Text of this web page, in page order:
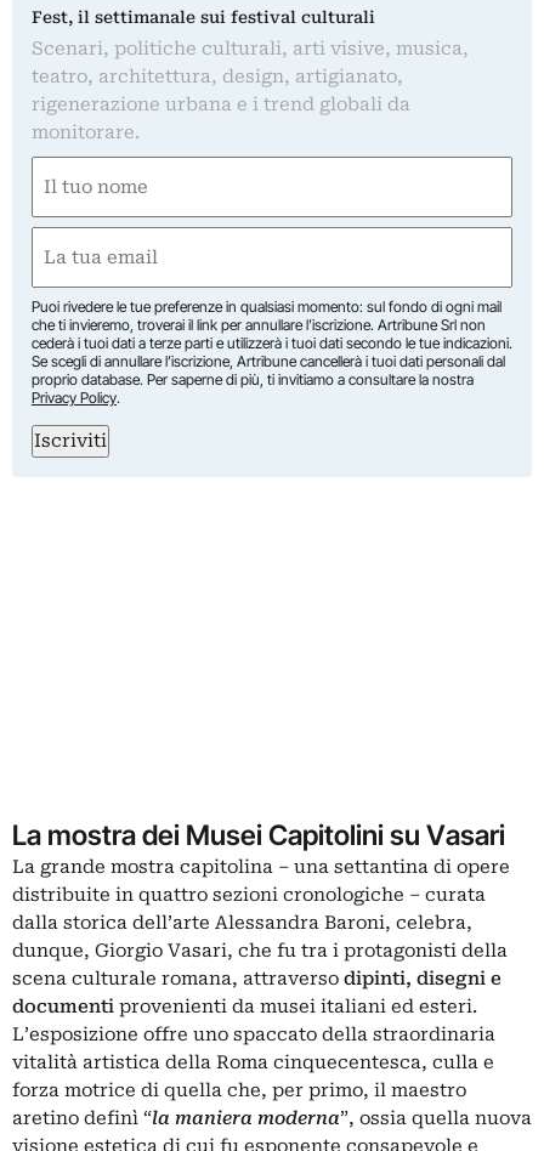
Fest, il settimanale sui festival culturali
Scenari, politiche culturali, arti visive, musica,
teatro, architettura, design, artigianato,
rigenerazione urbana e i trend globali da
monitorare.
(Obbligatorio)
Nome
(Obbligatorio)
Puoi rivedere le tue preferenze in qualsiasi momento: sul fondo di ogni mail
che ti invieremo, troverai il link per annullare l’iscrizione. Artribune Srl non
cederà i tuoi dati a terze parti e utilizzerà i tuoi dati secondo le tue indicazioni.
Se scegli di annullare l’iscrizione, Artribune cancellerà i tuoi dati personali dal
proprio database. Per saperne di più, ti invitiamo a consultare la nostra
Privacy Policy.
Iscriviti
La mostra dei Musei Capitolini su Vasari
La grande mostra capitolina – una settantina di opere
distribuite in quattro sezioni cronologiche – curata
dalla storica dell’arte Alessandra Baroni, celebra,
dunque, Giorgio Vasari, che fu tra i protagonisti della
scena culturale romana, attraverso dipinti, disegni e
documenti provenienti da musei italiani ed esteri.
L’esposizione offre uno spaccato della straordinaria
vitalità artistica della Roma cinquecentesca, culla e
forza motrice di quella che, per primo, il maestro
aretino definì “la maniera moderna”, ossia quella nuova
visione estetica di cui fu esponente consapevole e